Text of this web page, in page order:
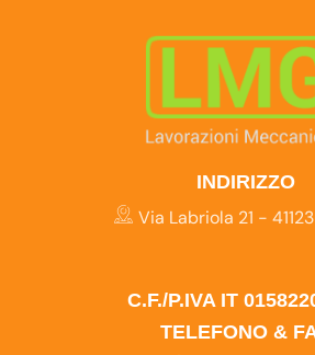
INDIRIZZO
Via Labriola 21 -
C.F./P.IVA IT
TELEFONO &